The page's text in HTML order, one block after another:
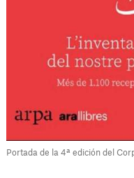
Portada de la 4ª edición del